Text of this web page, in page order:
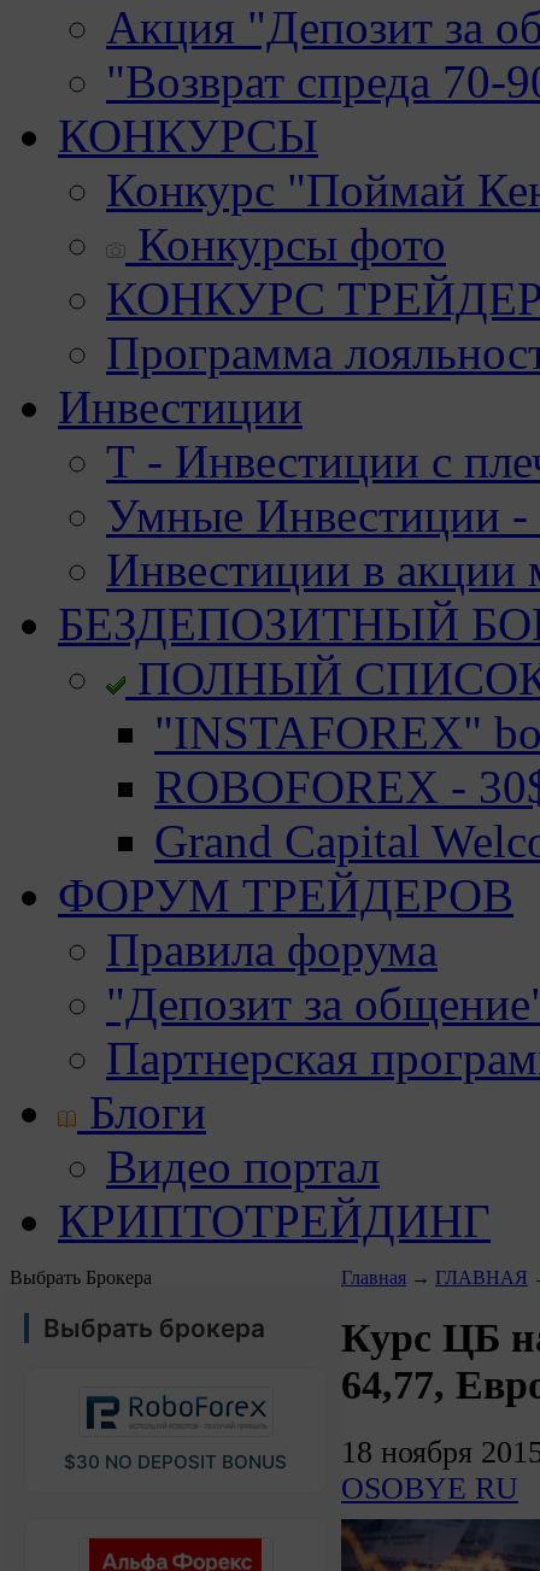
Акция "Депозит за
"Возврат спреда 70-
КОНКУРСЫ
Конкурс "Поймай
Конкурсы фото
КОНКУРС
Программа
Инвестиции
Т - Инвестиции с
Умные Инвестиции -
Инвестиции в акции
БЕЗДЕПОЗИТНЫЙ
ПОЛНЫЙ
"INSTAFOREX"
ROBOFOREX -
Grand Capital
ФОРУМ ТРЕЙДЕРОВ
Правила форума
"Депозит за
Партнерская
Блоги
Видео портал
КРИПТОТРЕЙДИНГ
Выбрать Брокера
Выбрать брокера
$30 NO DEPOSIT BONUS
Главная → ГЛАВНАЯ
Курс ЦБ
64,77,
18 ноября
OSOBYE RU